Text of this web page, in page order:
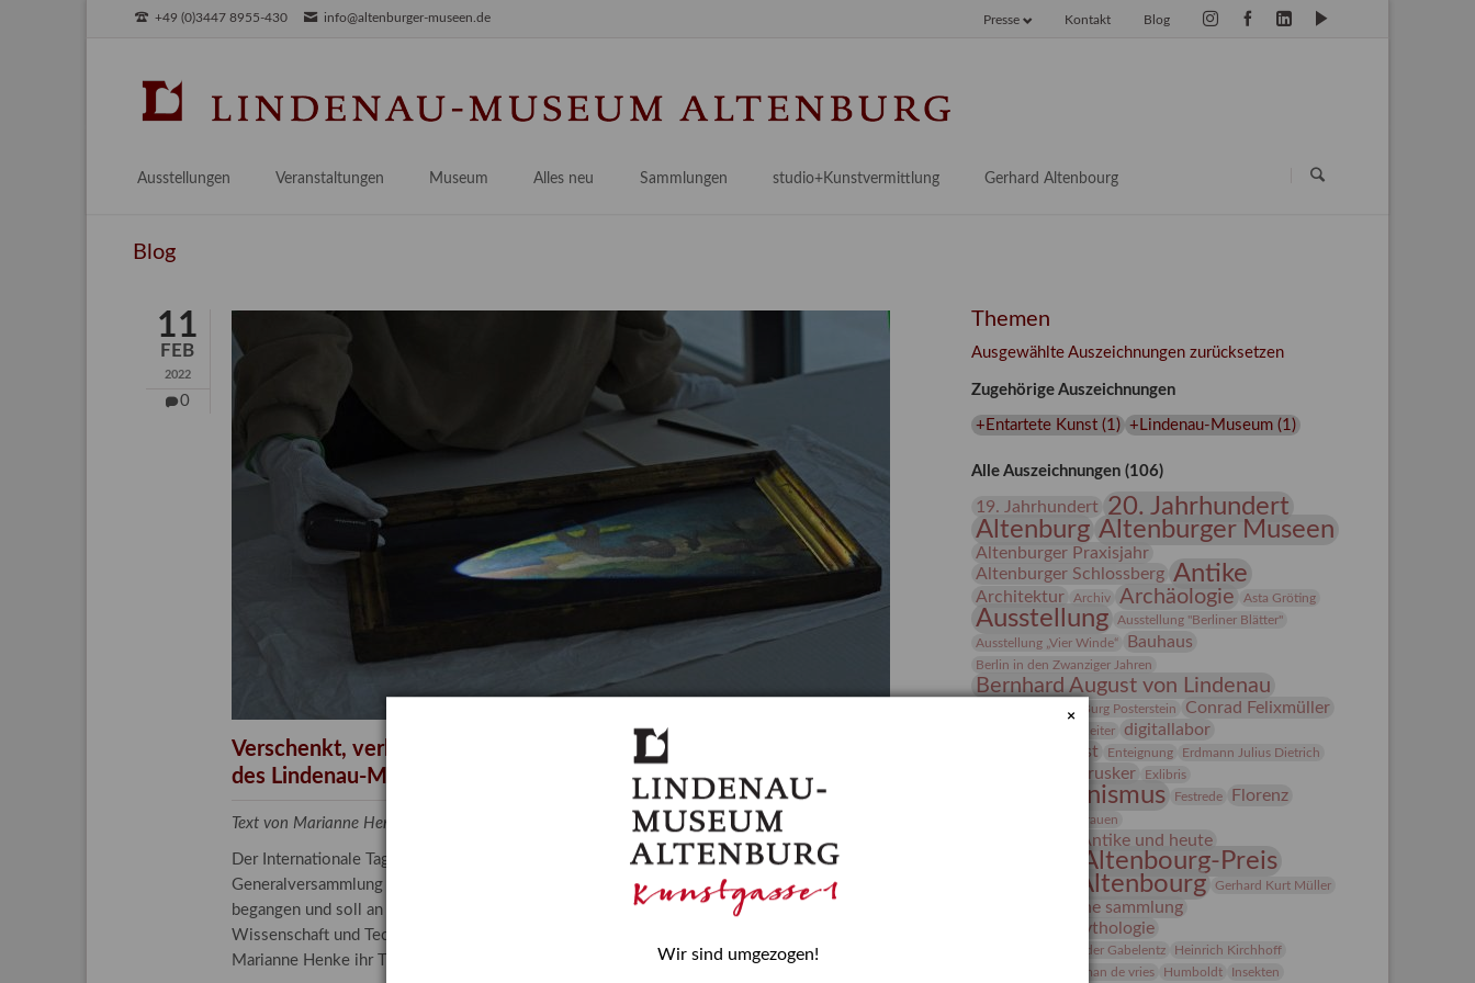
+49 (0)3447 8955-430 info@altenburger-museen.de Blog
Kontakt
Presse
Ausstellungen
Aktuell
Veranstaltungen Museum
Praktikum / Praxisprojekt
Bestandskataloge & Editionen
Gesamtverzeichnis
Kalender
Alles neu
Provenienzforschung
Kulturelle Vermittlung
Länderübergreifende kulturtouristische Ziele
Sammlungen
Malerei 17.–19. Jh.
Deutsche Malerei 20./21. Jh.
Grafische Sammlung
Kunstbibliothek
Restaurierung
Forschung
studio+Kunstvermittlung
Angebote für Erwachsene
Angebote für Kitas
Gerhard Altenbourg
Blog
11
FEB
2022
0
Verschenkt, verkauft, vergessen? – Kunstdetektivinnen im Dienste
des Lindenau-Museums
Text von Marianne Henke, Provenienzforscherin am Lindenau-Museum Altenburg
Der Internationale Tag der Frauen und Mädchen in der Wissenschaft wurde 2015 in der
Generalversammlung der Vereinten Nationen beschlossen. Er wird jährlich am 11. Februar
begangen und soll an die entscheidende Rolle erinnern, die Mädchen und Frauen in
Wissenschaft und Technologie spielen. In ihrem Blogbeitrag stellt Provenienzforscherin
Marianne Henke ihr Tätigkeitsfeld vor.
Themen
Ausgewählte Auszeichnungen zurücksetzen
Zugehörige Auszeichnungen
+Entartete Kunst(1 ) +Lindenau-Museum(1 )
Alle Auszeichnungen (106)
19. Jahrhundert 20. Jahrhundert
Altenburg Altenburger Museen
Altenburger Praxisjahr
Altenburger Schlossberg Antike
Architektur Archiv Archäologie Asta Gröting
Ausstellung
Ausstellung "Berliner Blätter"
Ausstellung „Vier Winde“
Bauhaus
Berlin in den Zwanziger Jahren
Bernhard August von Lindenau
Bibliothek
Burg Posterstein Conrad Felixmüller
Der Blaue Reiter
digitallabor
Entartete Kunst
Enteignung
Erdmann Julius Dietrich
estrusker Exlibris
Expressionismus Festrede Florenz
frauen
Frauen in der Antike und heute
Gerhard-Altenbourg-Preis
Gerhard Altenbourg
Gerhard Kurt Müller
grafische sammlung
griechische Mythologie
Hanns-Conon von der Gabelentz Heinrich Kirchhoff
herman de vries Humboldt
Insekten
×
Wir sind umgezogen!